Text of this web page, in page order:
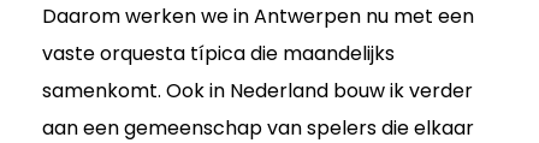
Daarom werken we in Antwerpen nu met een
vaste orquesta típica die maandelijks
samenkomt. Ook in Nederland bouw ik verder
aan een gemeenschap van spelers die elkaar